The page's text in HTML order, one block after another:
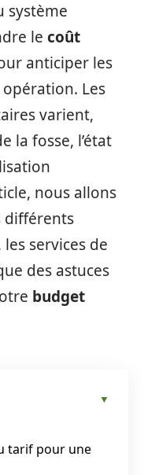
système
le coût
anticiper les
opération. Les
varient,
la fosse, l’état
nous allons
différents
services de
des astuces
budget
tarif pour une